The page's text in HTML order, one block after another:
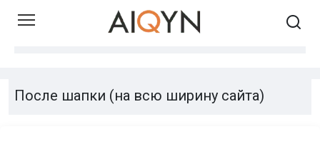
Skip
После шапки (на всю ширину сайта)